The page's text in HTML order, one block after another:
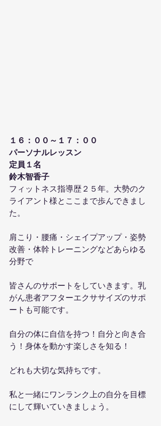
１６：００～１７：００
パーソナルレッスン
定員１名
鈴木智香子
フィットネス指導歴２５年。大勢のク
ライアント様とここまで歩んできまし
た。
肩こり・腰痛・シェイプアップ・姿勢
改善・体幹トレーニングなどあらゆる
分野で
皆さんのサポートをしていきます。乳
がん患者アフターエクササイズのサポ
ートも可能です。
自分の体に自信を持つ！自分と向き合
う！身体を動かす楽しさを知る！
どれも大切な気持ちです。
私と一緒にワンランク上の自分を目標
にして輝いていきましょう。